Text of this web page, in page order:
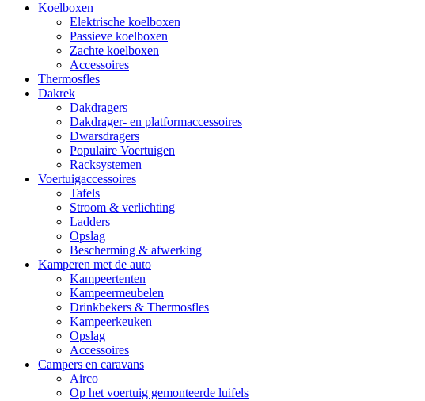
Koelboxen
Elektrische koelboxen
Passieve koelboxen
Zachte koelboxen
Accessoires
Thermosfles
Dakrek
Dakdragers
Dakdrager- en platformaccessoires
Dwarsdragers
Populaire Voertuigen
Racksystemen
Voertuigaccessoires
Tafels
Stroom & verlichting
Ladders
Opslag
Bescherming & afwerking
Kamperen met de auto
Kampeertenten
Kampeermeubelen
Drinkbekers & Thermosfles
Kampeerkeuken
Opslag
Accessoires
Campers en caravans
Airco
Op het voertuig gemonteerde luifels